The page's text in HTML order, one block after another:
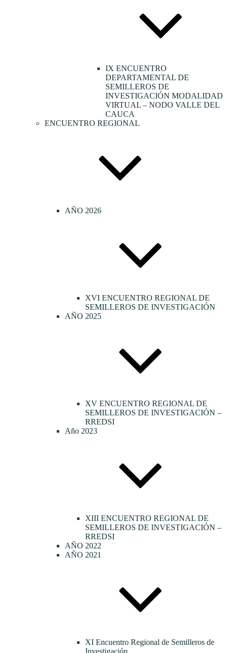
IX ENCUENTRO
DEPARTAMENTAL DE
SEMILLEROS DE
INVESTIGACIÓN MODALIDAD
VIRTUAL – NODO VALLE DEL
CAUCA
ENCUENTRO REGIONAL
AÑO 2026
XVI ENCUENTRO REGIONAL DE
SEMILLEROS DE INVESTIGACIÓN
AÑO 2025
XV ENCUENTRO REGIONAL DE
SEMILLEROS DE INVESTIGACIÓN –
RREDSI
Año 2023
XIII ENCUENTRO REGIONAL DE
SEMILLEROS DE INVESTIGACIÓN –
RREDSI
AÑO 2022
AÑO 2021
XI Encuentro Regional de Semilleros de
Investigación